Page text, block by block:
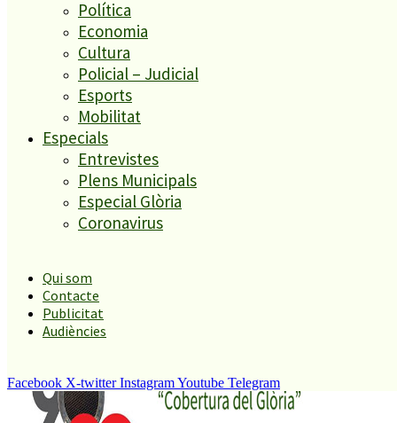
Política
Economia
Cultura
Policial – Judicial
Esports
Mobilitat
Especials
Entrevistes
Plens Municipals
Especial Glòria
Coronavirus
Qui som
Contacte
Publicitat
Audiències
Facebook X-twitter InstagramYoutube Telegram
l’aparcament regulat al municipi
Àmbits geogràfics
Malgrat
Alt Maresme
Blanes
La Selva
Malgrat
La Selva